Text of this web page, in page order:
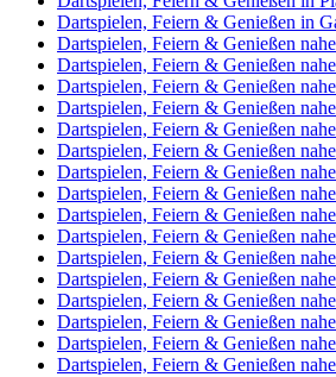
Dartspielen, Feiern & Genießen in
Dartspielen, Feiern & Genießen
Dartspielen, Feiern & Genießen
Dartspielen, Feiern & Genießen
Dartspielen, Feiern & Genießen
Dartspielen, Feiern & Genießen
Dartspielen, Feiern & Genießen
Dartspielen, Feiern & Genießen
Dartspielen, Feiern & Genießen
Dartspielen, Feiern & Genießen
Dartspielen, Feiern & Genießen
Dartspielen, Feiern & Genießen
Dartspielen, Feiern & Genießen
Dartspielen, Feiern & Genießen
Dartspielen, Feiern & Genießen
Dartspielen, Feiern & Genießen
Dartspielen, Feiern & Genießen